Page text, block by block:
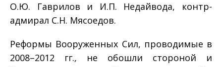
О.Ю. Гаврилов и И.П. Недайвода, контр-
адмирал С.Н. Мясоедов.
Реформы Вооруженных Сил, проводимые в
2008–2012 гг., не обошли стороной и